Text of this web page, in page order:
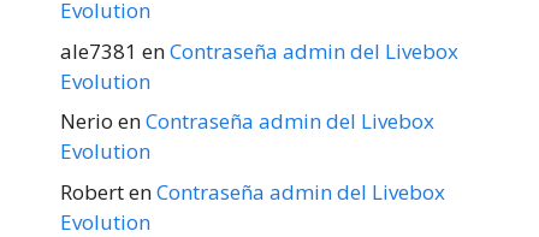
Evolution
ale7381 enContraseña admin del Livebox
Evolution
Nerio enContraseña admin del Livebox
Evolution
RobertenContraseña admin del Livebox
Evolution